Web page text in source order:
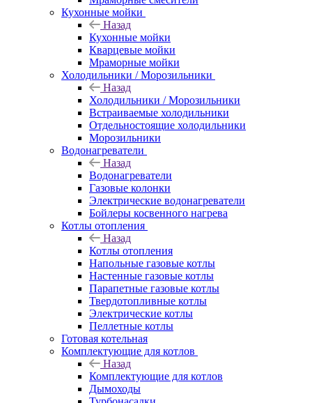
Кухонные мойки
Назад
Кухонные мойки
Кварцевые мойки
Мраморные мойки
Холодильники / Морозильники
Назад
Холодильники / Морозильники
Встраиваемые холодильники
Отдельностоящие холодильники
Морозильники
Водонагреватели
Назад
Водонагреватели
Газовые колонки
Электрические водонагреватели
Бойлеры косвенного нагрева
Котлы отопления
Назад
Котлы отопления
Напольные газовые котлы
Настенные газовые котлы
Парапетные газовые котлы
Твердотопливные котлы
Электрические котлы
Пеллетные котлы
Готовая котельная
Комплектующие для котлов
Назад
Комплектующие для котлов
Дымоходы